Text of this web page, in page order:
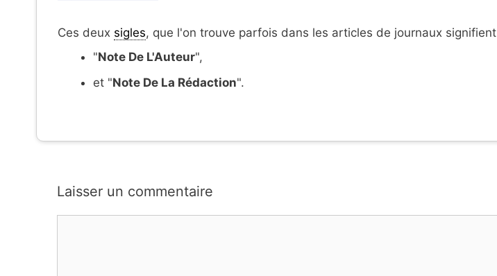
Ces deux sigles, que l'on trouve parfois dans les articles de journaux signifient
"Note De L'Auteur",
et "Note De La Rédaction".
Laisser un commentaire